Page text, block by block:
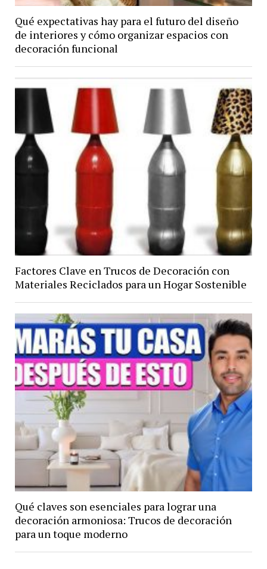
Qué expectativas hay para el futuro del diseño
de interiores y cómo organizar espacios con
decoración funcional
Factores Clave en Trucos de Decoración con
Materiales Reciclados para un Hogar Sostenible
Qué claves son esenciales para lograr una
decoración armoniosa: Trucos de decoración
para un toque moderno